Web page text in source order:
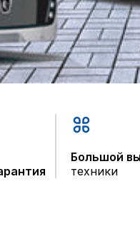
Большой
техники